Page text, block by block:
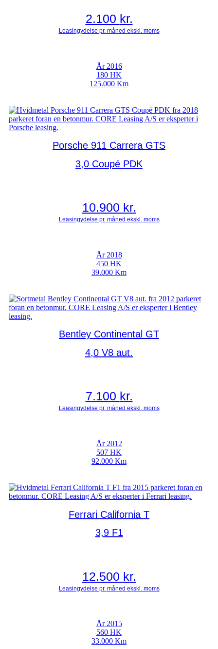
2.100 kr.
År 2016
180 HK
125.000 Km
Porsche 911 Carrera GTS
3,0 Coupé PDK
10.900 kr.
År 2018
450 HK
39.000 Km
Bentley Continental GT
4,0 V8 aut.
7.100 kr.
År 2012
507 HK
92.000 Km
Ferrari California T
3,9 F1
12.500 kr.
År 2015
560 HK
33.000 Km